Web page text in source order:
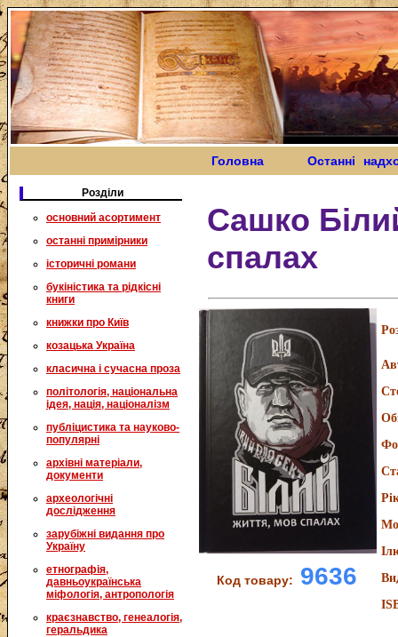
Головна Останні
Розділи
основний асортимент
останні примірники
історичні романи
букіністика та рідкісні
книги
книжки про Київ
козацька Україна
класична і сучасна проза
політологія, національна
ідея, нація, націоналізм
публіцистика та науково-
популярні
архівні матеріали,
документи
археологічні
дослідження
зарубіжні видання про
Україну
етнографія,
давньоукраїнська
міфологія, антропологія
краєзнавство, генеалогія,
геральдика
Сашко
спалах
Код товару: 9636